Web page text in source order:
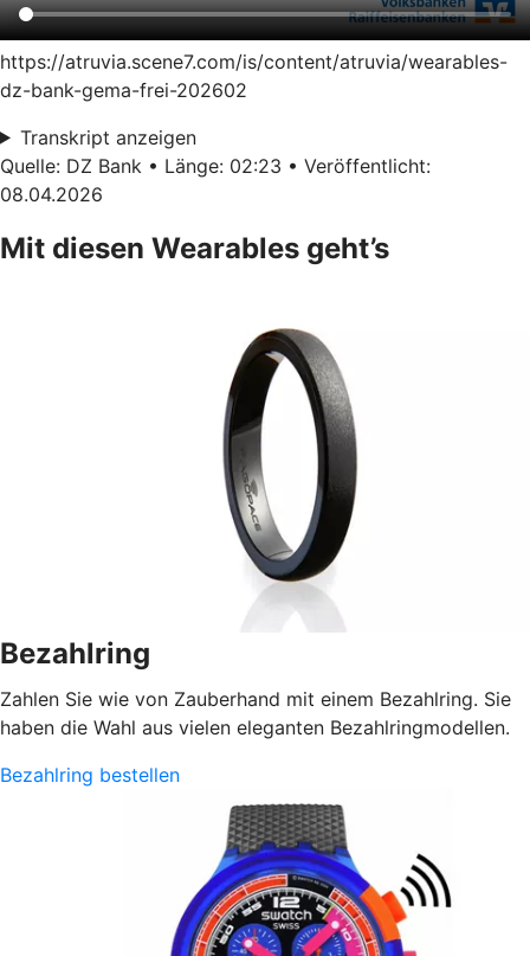
https://atruvia.scene7.com/is/content/atruvia/wearables-
dz-bank-gema-frei-202602
Transkript anzeigen
Quelle: DZ Bank • Länge: 02:23 • Veröffentlicht:
08.04.2026
Mit diesen Wearables geht’s
Bezahlring
Zahlen Sie wie von Zauberhand mit einem Bezahlring. Sie
haben die Wahl aus vielen eleganten Bezahlringmodellen.
Bezahlring bestellen